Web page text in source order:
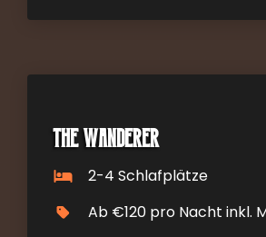
The Wanderer
2-4 Schlafplätze
Ab €120 pro Nacht inkl.